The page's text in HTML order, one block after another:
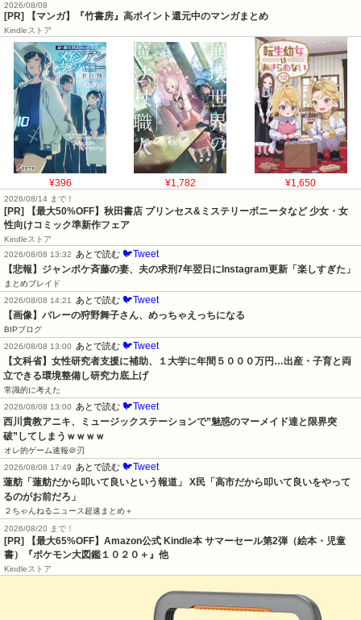
2026/08/08
[PR] 【マンガ】『竹書房』高ポイント還元中のマンガまとめ
Kindleストア
¥396 ¥1,782 ¥1,650
2026/08/14 まで！
[PR] 【最大50%OFF】秋田書店 プリンセス&ミステリーボニータなど 少女・女
性向けコミック準新作フェア
Kindleストア
2026/08/08 13:32 あとで読む 🐦Tweet
【悲報】ジャンポケ斉藤の妻、夫の求刑7年翌日にInstagram更新「楽しすぎた」
まとめブレイド
2026/08/08 14:21 あとで読む 🐦Tweet
【画像】バレーの狩野舞子さん、めっちゃえっちになる
BIPブログ
2026/08/08 13:00 あとで読む 🐦Tweet
【文科省】女性研究者支援に補助、１大学に年間５０００万円…出産・子育と両
立できる環境整備し研究力底上げ
常識的に考えた
2026/08/08 13:00 あとで読む 🐦Tweet
西川貴教アニキ、ミュージックステーションで”魅惑のマーメイド達と限界突
破”してしまうｗｗｗｗ
オレ的ゲーム速報＠刃
2026/08/08 17:49 あとで読む 🐦Tweet
蓮舫「蓮舫だから叩いて良いという報道」 X民「高市だから叩いて良いをやって
るのがお前だろ」
２ちゃんねるニュース超速まとめ＋
2026/08/20 まで！
[PR]
【最大65%OFF】Amazon公式 Kindle本 サマーセール第2弾（絵本・児童
書）『ポケモン大図鑑１０２０＋』他
Kindleストア